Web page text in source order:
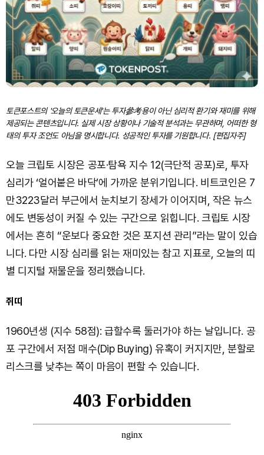
토큰포스트의 '오늘의 토큰운세'는 투자參考용이 아닌 심리적 환기와 재미를 위해
제공되는 콘텐츠입니다. 실제 시장 상황이나 기술적 분석과는 무관하며, 어떠한 형
태의 투자 조언도 아님을 명시합니다. 성공적인 투자를 기원합니다. [편집자주]
오늘 크립토 시장은 공포·탐욕 지수 12(극단적 공포)로, 투자
심리가 ‘얼어붙은 바닥’에 가까운 분위기입니다. 비트코인은 7
만3223달러 부근에서 눈치보기 장세가 이어지며, 작은 뉴스
에도 변동성이 커질 수 있는 구간으로 읽힙니다. 크립토 시장
에서는 흔히 “운보다 중요한 것은 포지션 관리”라는 말이 있습
니다. 다만 시장 심리를 읽는 재미있는 참고 지표로, 오늘의 띠
별 디지털 재물운을 정리했습니다.
쥐띠
1960년생 (지수 58점): 급할수록 둘러가야 하는 날입니다. 공
포 구간에서 저점 매수(Dip Buying) 유혹이 커지지만, 분할로
리스크를 낮추는 쪽이 마음이 편할 수 있습니다.